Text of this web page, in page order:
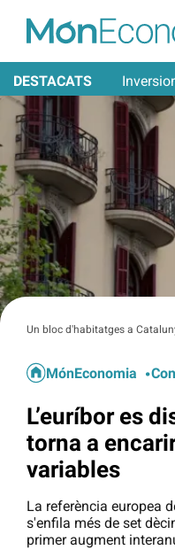
DESTACATS
Un bloc d'habitatges a
MónEconomia
L’euríbor es
torna a
variables
La referència europea
s'enfila més de set
primer augment